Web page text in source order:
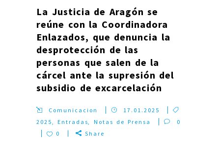
La Justicia de Aragón se
reúne con la Coordinadora
Enlazados, que denuncia la
desprotección de las
personas que salen de la
cárcel ante la supresión del
subsidio de excarcelación
Comunicacion
17.01.2025
2025,Entradas, Notas de Prensa
0
0
Share